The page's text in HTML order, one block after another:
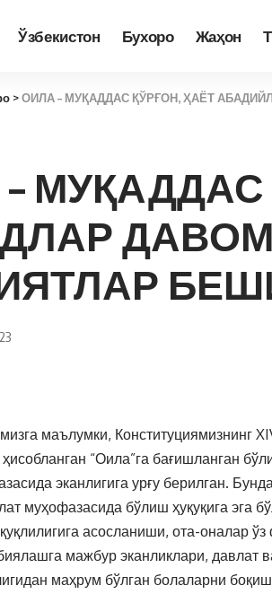
Ўзбекистон Бухоро Жаҳон
>ОИЛА – МУҚАДДАС ҚЎРҒОН, ҲАЁТ
маълумки, Конституциямизнинг
ҳисобланган “Оила”га бағишланган
эканлигига урғу берилган.
муҳофазасида бўлиш ҳуқуқига эга
асосланиши, ота-оналар
мажбур эканликлари, давлат
маҳрум бўлган болаларни